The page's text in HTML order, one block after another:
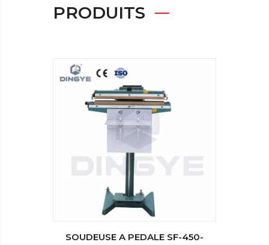
PRODUITS
SOUDEUSE A PEDALE SF-450-